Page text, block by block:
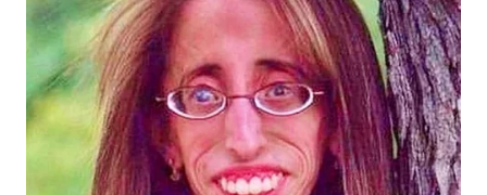
WN
SOLO
WN
BOROBUDUR
WN